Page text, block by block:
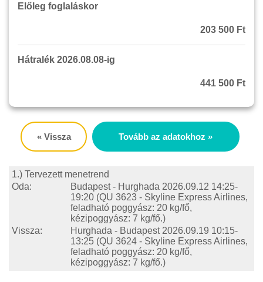
Előleg foglaláskor
203 500 Ft
Hátralék 2026.08.08-ig
441 500 Ft
« Vissza Tovább az adatokhoz »
1.) Tervezett menetrend
Oda:
Budapest - Hurghada 2026.09.12 14:25-
19:20 (QU 3623 - Skyline Express Airlines,
feladható poggyász: 20 kg/fő,
kézipoggyász: 7 kg/fő.)
Vissza:
Hurghada - Budapest 2026.09.19 10:15-
13:25 (QU 3624 - Skyline Express Airlines,
feladható poggyász: 20 kg/fő,
kézipoggyász: 7 kg/fő.)